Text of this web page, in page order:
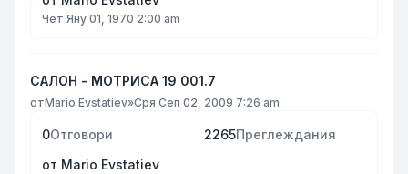
Чет Яну 01, 1970 2:00 am
САЛОН - МОТРИСА 19 001.7
отMario Evstatiev»Сря Сеп 02, 2009 7:26 am
0Отговори 2265Преглеждания
от Mario Evstatiev